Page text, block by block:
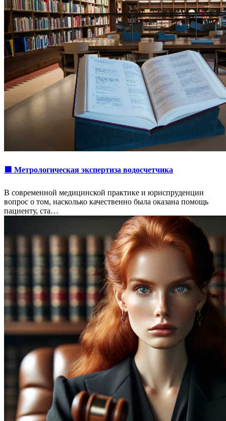
🟩 Метрологическая экспертиза водосчетчика
В современной медицинской практике и юриспруденции
вопрос о том, насколько качественно была оказана помощь
пациенту, ста…